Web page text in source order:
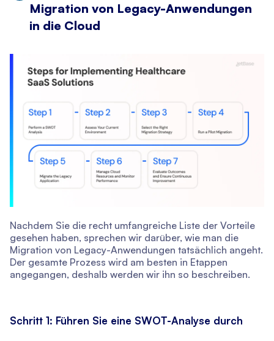
Migration von Legacy-Anwendungen
in die Cloud
Nachdem Sie die recht umfangreiche Liste der Vorteile
gesehen haben, sprechen wir darüber, wie man die
Migration von Legacy-Anwendungen tatsächlich angeht.
Der gesamte Prozess wird am besten in Etappen
angegangen, deshalb werden wir ihn so beschreiben.
Schritt 1: Führen Sie eine SWOT-Analyse durch